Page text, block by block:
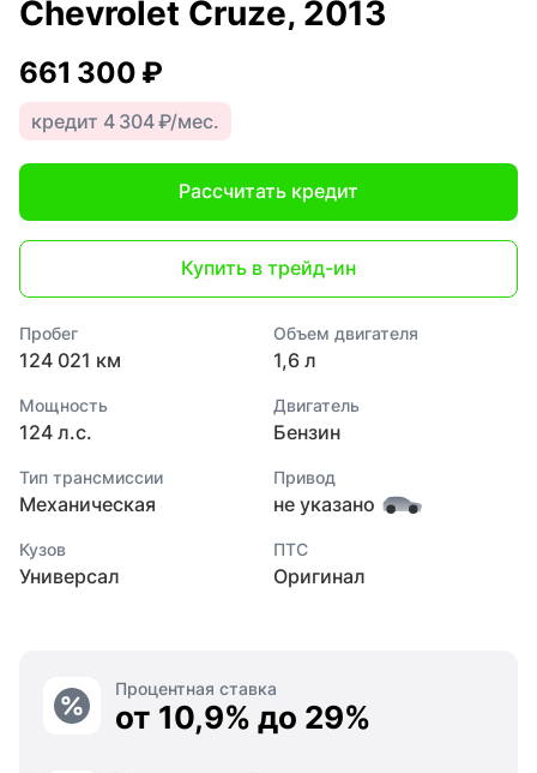
Chevrolet Cruze, 2013
661 300 ₽
кредит 4 304 ₽/мес.
Рассчитать кредит
Купить в трейд-ин
Пробег
124 021 км
Объем двигателя
1,6 л
Мощность
124 л.с.
Двигатель
Бензин
Тип трансмиссии
Механическая
Привод
не указано
Кузов
Универсал
ПТС
Оригинал
Процентная ставка
от 10,9% до 29%